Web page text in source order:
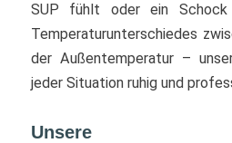
SUP fühlt oder ein Schock
Temperaturunterschiedes
der Außentemperatur –
jeder Situation ruhig und
Unsere